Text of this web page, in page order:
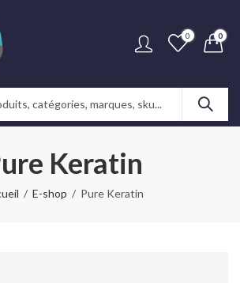
0 0
Keratin
E-shop Pure Keratin